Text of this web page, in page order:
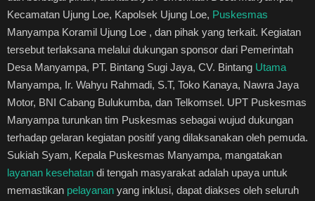
Kecamatan Ujung Loe, Kapolsek Ujung Loe, Puskesmas
Manyampa Koramil Ujung Loe , dan pihak yang terkait. Kegiatan
tersebut terlaksana melalui dukungan sponsor dari Pemerintah
Desa Manyampa, PT. Bintang Sugi Jaya, CV. Bintang Utama
Manyampa, Ir. Wahyu Rahmadi, S.T, Toko Kanaya, Nawra Jaya
Motor, BNI Cabang Bulukumba, dan Telkomsel. UPT Puskesmas
Manyampa turunkan tim Puskesmas sebagai wujud dukungan
terhadap gelaran kegiatan positif yang dilaksanakan oleh pemuda.
Sukiah Syam, Kepala Puskesmas Manyampa, mangatakan
layanan kesehatan di tengah masyarakat adalah upaya untuk
memastikan pelayanan yang inklusi, dapat diakses oleh seluruh